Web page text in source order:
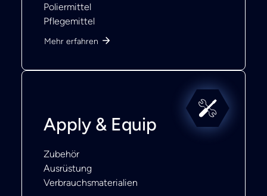
Poliermittel
Pflegemittel
Mehr erfahren
Apply & Equip
Zubehör
Ausrüstung
Verbrauchsmaterialien